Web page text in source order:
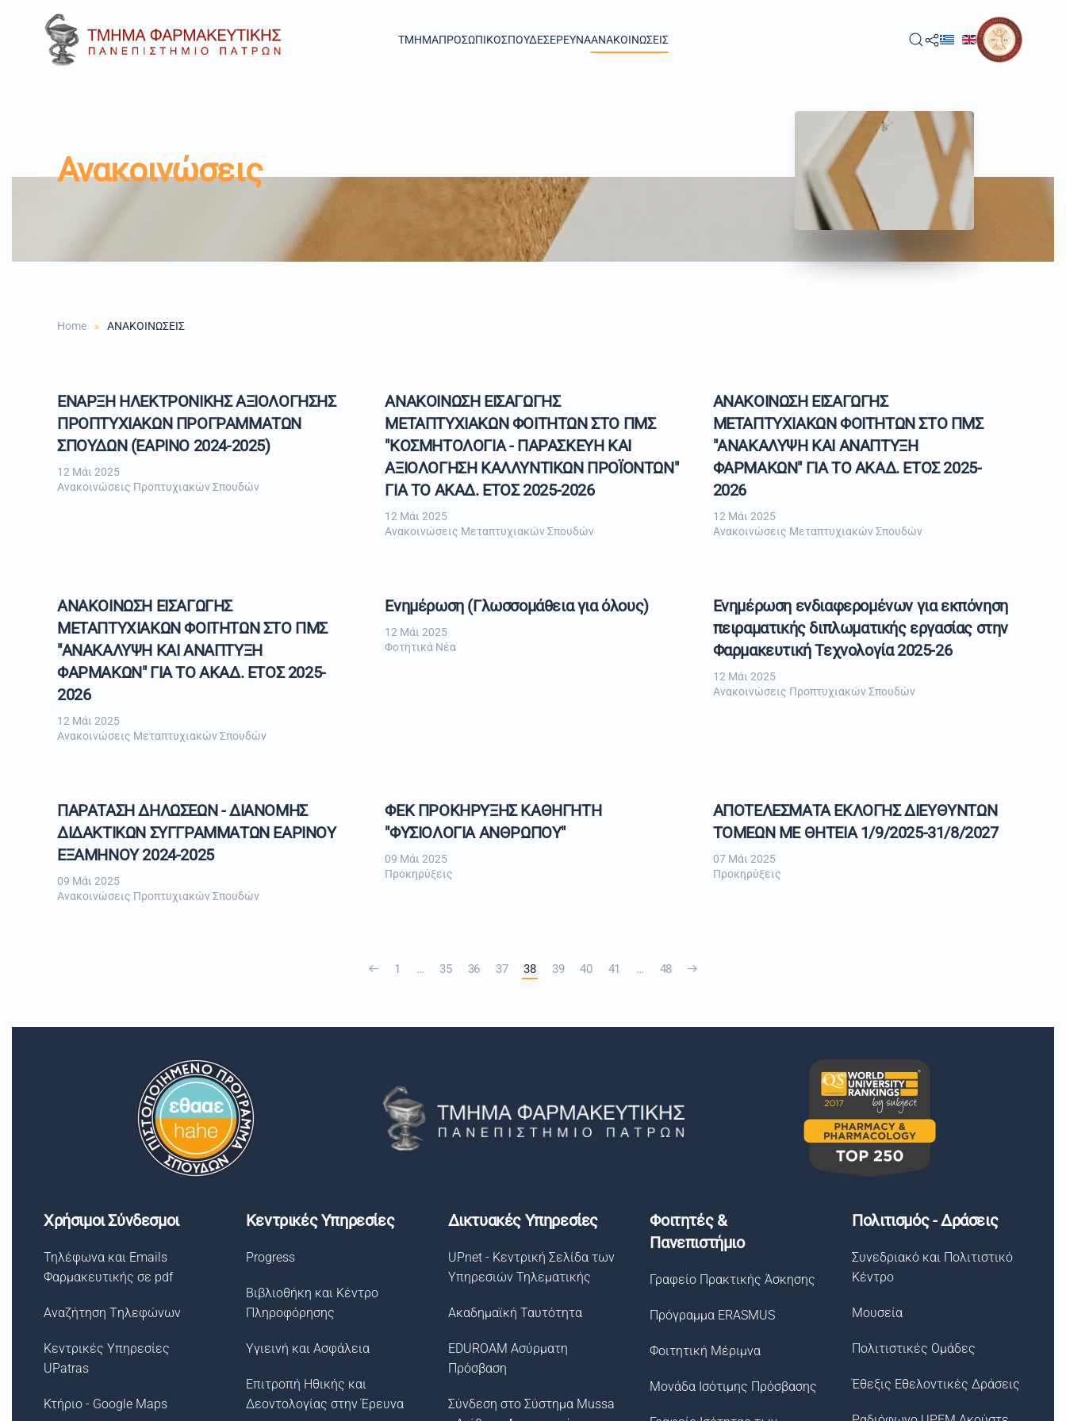
Skip to main content TMHMAΠΡΟΣΩΠΙΚΟΣΠΟΥΔΕΣΕΡΕΥΝΑΑΝΑΚΟΙΝΩΣΕΙΣ
Ανακοινώσεις
Home ΑΝΑΚΟΙΝΩΣΕΙΣ
ΕΝΑΡΞΗ ΗΛΕΚΤΡΟΝΙΚΗΣ ΑΞΙΟΛΟΓΗΣΗΣ
ΠΡΟΠΤΥΧΙΑΚΩΝ ΠΡΟΓΡΑΜΜΑΤΩΝ
ΣΠΟΥΔΩΝ (ΕΑΡΙΝΟ 2024-2025)
12 Μάι 2025
Ανακοινώσεις Προπτυχιακών Σπουδών
ΑΝΑΚΟΙΝΩΣΗ ΕΙΣΑΓΩΓΗΣ
ΜΕΤΑΠΤΥΧΙΑΚΩΝ ΦΟΙΤΗΤΩΝ ΣΤΟ ΠΜΣ
"ΚΟΣΜΗΤΟΛΟΓΙΑ - ΠΑΡΑΣΚΕΥΗ ΚΑΙ
ΑΞΙΟΛΟΓΗΣΗ ΚΑΛΛΥΝΤΙΚΩΝ ΠΡΟΪΟΝΤΩΝ"
ΓΙΑ ΤΟ ΑΚΑΔ. ΕΤΟΣ 2025-2026
12 Μάι 2025
Ανακοινώσεις Μεταπτυχιακών Σπουδών
ΑΝΑΚΟΙΝΩΣΗ ΕΙΣΑΓΩΓΗΣ
ΜΕΤΑΠΤΥΧΙΑΚΩΝ ΦΟΙΤΗΤΩΝ ΣΤΟ ΠΜΣ
"ΑΝΑΚΑΛΥΨΗ ΚΑΙ ΑΝΑΠΤΥΞΗ
ΦΑΡΜΑΚΩΝ" ΓΙΑ ΤΟ ΑΚΑΔ. ΕΤΟΣ 2025-
2026
12 Μάι 2025
Ανακοινώσεις Μεταπτυχιακών Σπουδών
ΑΝΑΚΟΙΝΩΣΗ ΕΙΣΑΓΩΓΗΣ
ΜΕΤΑΠΤΥΧΙΑΚΩΝ ΦΟΙΤΗΤΩΝ ΣΤΟ ΠΜΣ
"ΑΝΑΚΑΛΥΨΗ ΚΑΙ ΑΝΑΠΤΥΞΗ
ΦΑΡΜΑΚΩΝ" ΓΙΑ ΤΟ ΑΚΑΔ. ΕΤΟΣ 2025-
2026
12 Μάι 2025
Ανακοινώσεις Μεταπτυχιακών Σπουδών
Ενημέρωση (Γλωσσομάθεια για όλους)
12 Μάι 2025
Φοτητικά Νέα
Ενημέρωση ενδιαφερομένων για εκπόνηση
πειραματικής διπλωματικής εργασίας στην
Φαρμακευτική Τεχνολογία 2025-26
12 Μάι 2025
Ανακοινώσεις Προπτυχιακών Σπουδών
ΠΑΡΑΤΑΣΗ ΔΗΛΩΣΕΩΝ - ΔΙΑΝΟΜΗΣ
ΔΙΔΑΚΤΙΚΩΝ ΣΥΓΓΡΑΜΜΑΤΩΝ ΕΑΡΙΝΟΥ
ΕΞΑΜΗΝΟΥ 2024-2025
09 Μάι 2025
Ανακοινώσεις Προπτυχιακών Σπουδών
ΦΕΚ ΠΡΟΚΗΡΥΞΗΣ ΚΑΘΗΓΗΤΗ
"ΦΥΣΙΟΛΟΓΙΑ ΑΝΘΡΩΠΟΥ"
09 Μάι 2025
Προκηρύξεις
ΑΠΟΤΕΛΕΣΜΑΤΑ ΕΚΛΟΓΗΣ ΔΙΕΥΘΥΝΤΩΝ
ΤΟΜΕΩΝ ΜΕ ΘΗΤΕΙΑ 1/9/2025-31/8/2027
07 Μάι 2025
Προκηρύξεις
1 … 35 36 37 38 39 40 41 … 48
Χρήσιμοι Σύνδεσμοι
Τηλέφωνα και Emails
Φαρμακευτικής σε pdf
Αναζήτηση Tηλεφώνων
Κεντρικές Υπηρεσίες
UPatras
Κτήριο - Google Maps
Κεντρικές Υπηρεσίες
Progress
Βιβλιοθήκη και Κέντρο
Πληροφόρησης
Υγιεινή και Ασφάλεια
Επιτροπή Ηθικής και
Δεοντολογίας στην Έρευνα
Δικτυακές Υπηρεσίες
UPnet - Κεντρική Σελίδα των
Υπηρεσιών Τηλεματικής
Ακαδημαϊκή Ταυτότητα
EDUROAM Ασύρματη
Πρόσβαση
Σύνδεση στο Σύστημα Μussa
Φοιτητές &
Πανεπιστήμιο
Γραφείο Πρακτικής Άσκησης
Πρόγραμμα ERASMUS
Φοιτητική Μέριμνα
Μονάδα Ισότιμης Πρόσβασης
Πολιτισμός - Δράσεις
Συνεδριακό και Πολιτιστικό
Κέντρο
Μουσεία
Πολιτιστικές Ομάδες
Έθεξις Εθελοντικές Δράσεις